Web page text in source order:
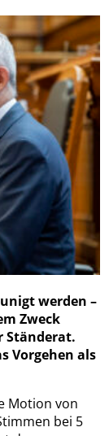
werden –
Zweck
Ständerat.
Vorgehen als
Motion von
bei 5